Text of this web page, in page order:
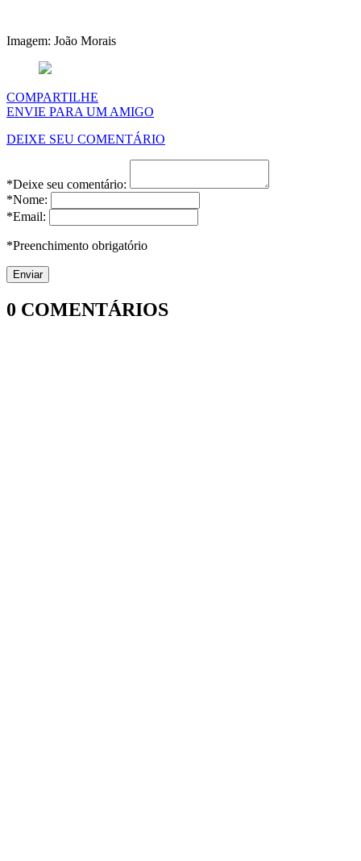
Imagem: João Morais
COMPARTILHE
ENVIE PARA UM AMIGO
DEIXE SEU COMENTÁRIO
*Deixe seu comentário:
*Nome:
*Email:
*Preenchimento obrigatório
0 COMENTÁRIOS